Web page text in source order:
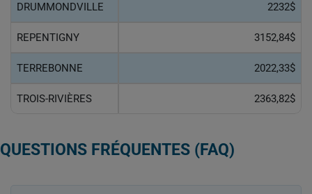
DRUMMONDVILLE 2232$
REPENTIGNY 3152,84$
TERREBONNE 2022,33$
TROIS-RIVIÈRES 2363,82$
QUESTIONS FRÉQUENTES (FAQ)